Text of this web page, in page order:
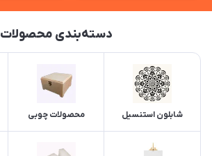
دسته‌بندی محصولات
شابلون استنسیل محصولات چوبی